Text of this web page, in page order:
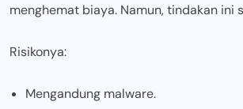
menghemat biaya. Namun, tindakan ini
Risikonya:
Mengandung malware.